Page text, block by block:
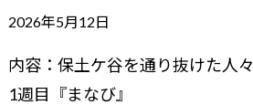
2026年5月12日
内容：保土ケ谷を通り抜けた人々
1週目『まなび』